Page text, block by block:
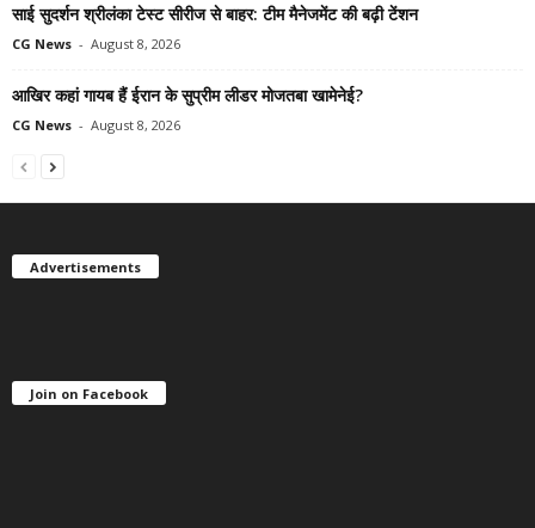
साई सुदर्शन श्रीलंका टेस्ट सीरीज से बाहर: टीम मैनेजमेंट की बढ़ी टेंशन
CG News - August 8, 2026
आखिर कहां गायब हैं ईरान के सुप्रीम लीडर मोजतबा खामेनेई?
CG News - August 8, 2026
Advertisements
Join on Facebook